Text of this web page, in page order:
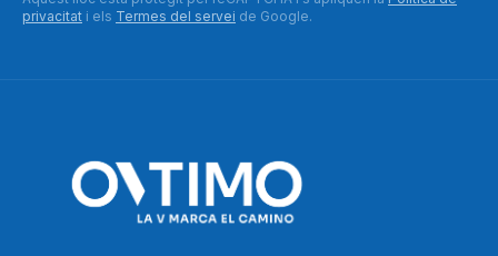
privacitat i els Termes del servei de Google.